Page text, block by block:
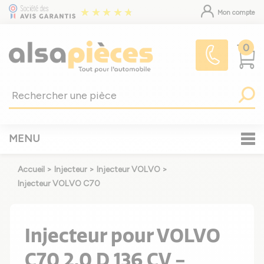
Mon compte
0
MENU
Accueil > Injecteur > Injecteur VOLVO >
Injecteur VOLVO C70
Injecteur pour VOLVO
C70 2.0 D 136 CV -